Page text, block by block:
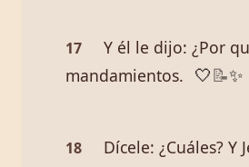
17
Y él le dijo: ¿Por
mandamientos.
🤍 📝✨
18 Dícele: ¿Cuáles?